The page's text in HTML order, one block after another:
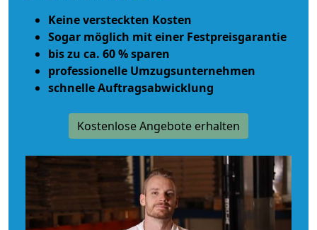
Keine versteckten Kosten
Sogar möglich mit einer Festpreisgarantie
bis zu ca. 60 % sparen
professionelle Umzugsunternehmen
schnelle Auftragsabwicklung
Kostenlose Angebote erhalten